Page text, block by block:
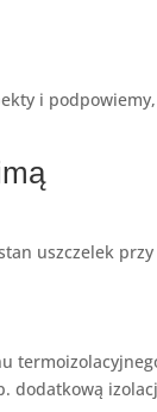
i
uszczelek